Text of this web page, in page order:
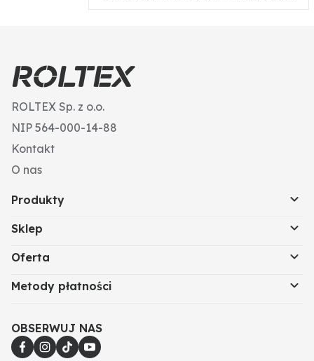
ROLTEX Sp. z o.o.
NIP 564-000-14-88
Kontakt
O nas
Produkty
Sklep
Oferta
Metody płatności
OBSERWUJ NAS